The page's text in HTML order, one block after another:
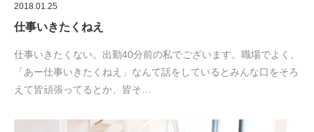
2018.01.25
仕事いきたくねえ
仕事いきたくない。出勤40分前の私でございます。職場でよく、
「あー仕事いきたくねえ」なんて話をしているとみんな口をそろ
えて皆頑張ってるとか、皆そ…